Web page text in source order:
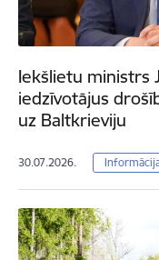
Iekšlietu ministrs
iedzīvotājus
uz Baltkrieviju
30.07.2026.